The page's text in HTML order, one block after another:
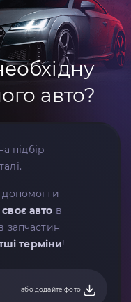
авто?
підбір
допомогти
авто в
запчастин
терміни!
або додайте фото